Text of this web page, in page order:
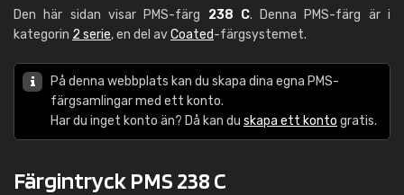
Den här sidan visar PMS-färg 238 C. Denna PMS-färg är i
kategorin 2 serie, en del avCoated-färgsystemet.
På denna webbplats kan du skapa dina egna PMS-
färgsamlingar med ett konto.
Har du inget konto än? Då kan du skapa ett konto gratis.
Färgintryck PMS 238 C